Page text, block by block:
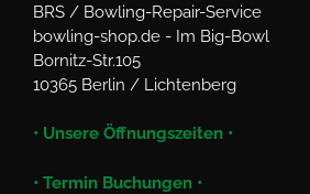
BRS / Bowling-Repair-Service
bowling-shop.de - Im Big-Bowl
Bornitz-Str.105
10365 Berlin / Lichtenberg
• Unsere Öffnungszeiten •
• Termin Buchungen •